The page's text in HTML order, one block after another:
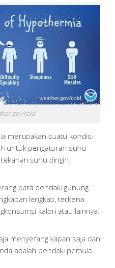
cold
merupakan suatu kondisi
untuk pengaturan suhu
suhu dingin.
para pendaki gunung
lengkap, terkena
kalori atau lainnya.
menyerang kapan saja dan
adalah pendaki pemula